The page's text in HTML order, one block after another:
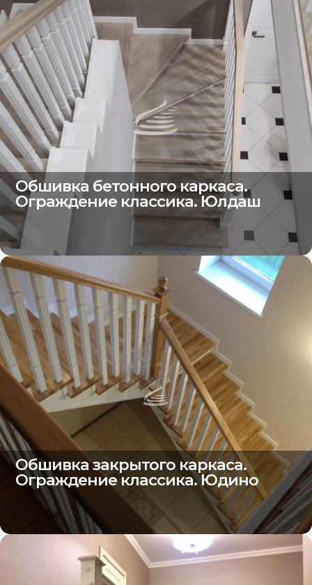
Обшивка бетонного каркаса.
Ограждение классика. Юлдаш
Обшивка закрытого каркаса.
Ограждение классика. Юдино